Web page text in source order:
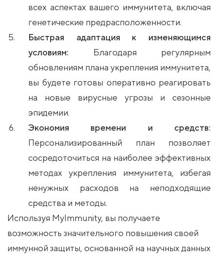
всех аспектах вашего иммунитета, включая
генетические предрасположенности.
Быстрая адаптация к изменяющимся
условиям: Благодаря регулярным
обновлениям плана укрепления иммунитета,
вы будете готовы оперативно реагировать
на новые вирусные угрозы и сезонные
эпидемии.
Экономия времени и средств:
Персонализированный план позволяет
сосредоточиться на наиболее эффективных
методах укрепления иммунитета, избегая
ненужных расходов на неподходящие
средства и методы.
Используя MyImmunity, вы получаете
возможность значительного повышения своей
иммунной защиты, основанной на научных данных